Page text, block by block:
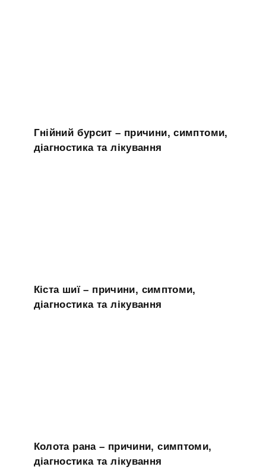
Гнійний бурсит – причини, симптоми,
діагностика та лікування
Кіста шиї – причини, симптоми,
діагностика та лікування
Колота рана – причини, симптоми,
діагностика та лікування